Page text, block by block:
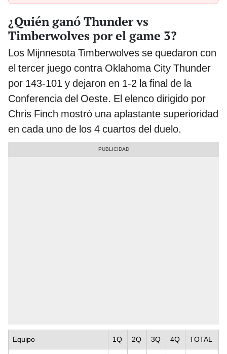
¿Quién ganó Thunder vs
Timberwolves por el game 3?
Los Mijnnesota Timberwolves se quedaron con
el tercer juego contra Oklahoma City Thunder
por 143-101 y dejaron en 1-2 la final de la
Conferencia del Oeste. El elenco dirigido por
Chris Finch mostró una aplastante superioridad
en cada uno de los 4 cuartos del duelo.
Equipo 1Q 2Q 3Q 4Q TOTAL